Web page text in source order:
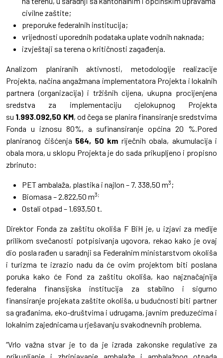
civilne zaštite;
preporuke federalnih institucija;
vrijednosti uporednih podataka uplate vodnih naknada;
izvještaji sa terena o kritičnosti zagađenja.
Analizom planiranih aktivnosti, metodologije realizacije
Projekta, načina angažmana implementatora Projekta i lokalnih
partnera (organizacija) i tržišnih cijena, ukupna procijenjena
sredstva za implementaciju cjelokupnog Projekta
su 1.993.092,50 KM, od čega se planira finansiranje sredstvima
Fonda u iznosu 80%, a sufinansiranje općina 20 %.Pored
planiranog čišćenja 564, 50 km riječnih obala, akumulacija i
obala mora, u sklopu Projekta je do sada prikupljeno i propisno
zbrinuto:
PET ambalaža, plastika i najlon – 7. 338,50 m3 ;
Biomasa – 2.822,50 m3;
Ostali otpad – 1.693,50 t.
Direktor Fonda za zaštitu okoliša F BiH je, u izjavi za medije
prilikom svečanosti potpisivanja ugovora, rekao kako je ovaj
dio posla rađen u saradnji sa Federalnim ministarstvom okoliša
i turizma te izrazio nadu da će ovim projektom biti poslana
poruka kako će Fond za zaštitu okoliša, kao najznačajnija
federalna finansijska institucija za stabilno i sigurno
finansiranje projekata zaštite okoliša, u budućnosti biti partner
sa građanima, eko-društvima i udrugama, javnim preduzećima i
lokalnim zajednicama u rješavanju svakodnevnih problema.
“Vrlo važna stvar je to da je izrada zakonske regulative za